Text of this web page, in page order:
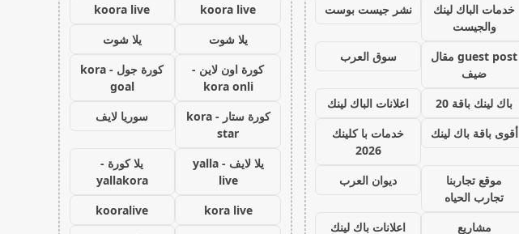
خدمات الباك لينك
والجيست
نشر جيست بوست
guest post مقال
ضيف
سوق العرب
باك لينك باقة 20
اعلانات الباك لينك
أقوى باقة باك لينك
خدمات با كلينك
2026
موقع تجاربنا
تجارب الحياه
ديوان العرب
مشاريع
اعلانات باك لينك
koora live
koora live
يلا شوت
يلا شوت
كورة اون لاين -
kora onli
كورة جول - kora
goal
كورة ستار - kora
star
سوريا لايف
يلا لايف - yalla
live
يلا كورة -
yallakora
kora live
kooralive